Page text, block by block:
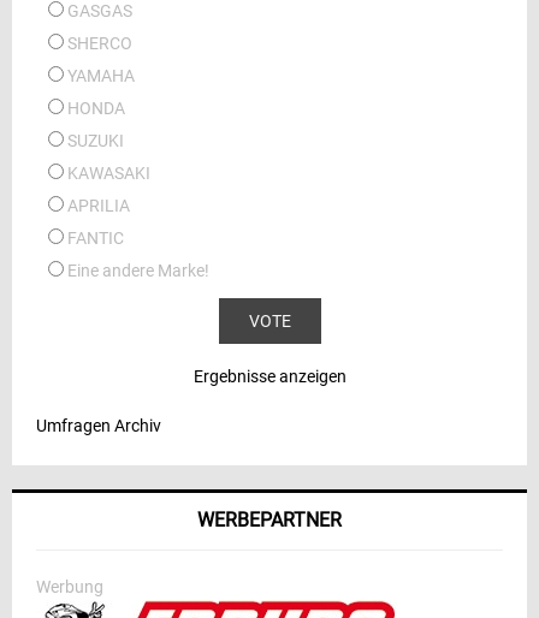
GASGAS
SHERCO
YAMAHA
HONDA
SUZUKI
KAWASAKI
APRILIA
FANTIC
Eine andere Marke!
Ergebnisse anzeigen
Umfragen Archiv
WERBEPARTNER
Werbung